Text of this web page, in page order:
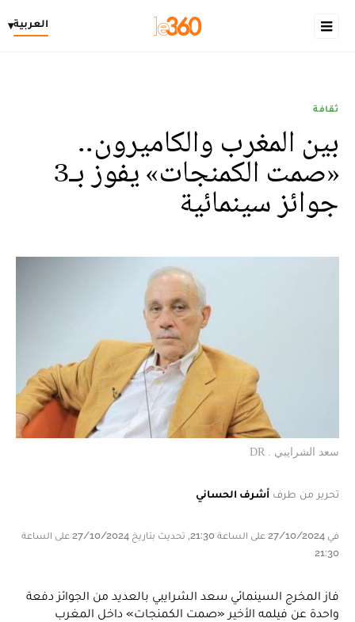
العربية▾
ثقافة
بين المغرب والكاميرون..
«صمت الكمنجات» يفوز بـ3
جوائز سينمائية
سعد الشرايبي . DR
تحرير من طرف أشرف الحساني
في 27/10/2024 على الساعة 21:30, تحديث بتاريخ 27/10/2024 على الساعة
21:30
فاز المخرج السينمائي سعد الشرايبي بالعديد من الجوائز دفعة
واحدة عن فيلمه الأخير «صمت الكمنجات» داخل المغرب